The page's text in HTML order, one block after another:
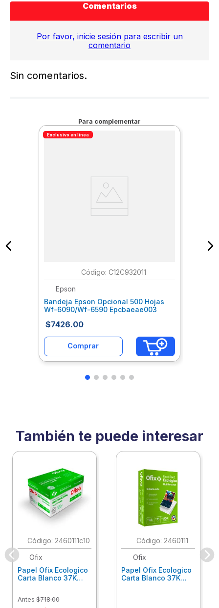
Comentarios
Por favor, inicie sesión para escribir un
comentario
Sin comentarios.
Para complementar
Exclusivo en línea
: C12C932011
Epson
Bandeja Epson Opcional 500 Hojas
Wf-6090/Wf-6590 Epcbaeae003
$7426.00
Comprar
También te puede interesar
: 2460111c10
Ofix
Papel Ofix Ecologico
Carta Blanco 37K
Antes $718.00
: 2460111
Ofix
Papel Ofix Ecologico
Carta Blanco 37K